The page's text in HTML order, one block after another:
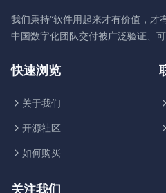
我们秉持“软件用起来才有价值，才
中国数字化团队交付被广泛验证、
快速浏览
关于我们
开源社区
如何购买
关注我们